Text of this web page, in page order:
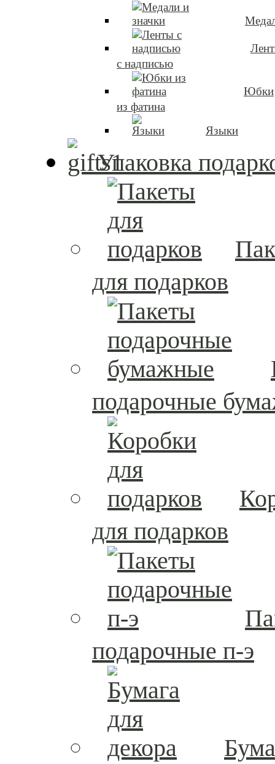
с надписью
Юбки
из фатина
Языки
Упаковка
для подарков
подарочные
для подарков
подарочные п-э